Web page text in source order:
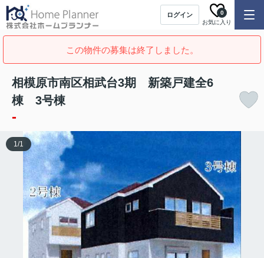
ログイン
お気に入り
0
この物件の募集は終了しました。
相模原市南区相武台3期 新築戸建全6
棟 3号棟
-
1/1